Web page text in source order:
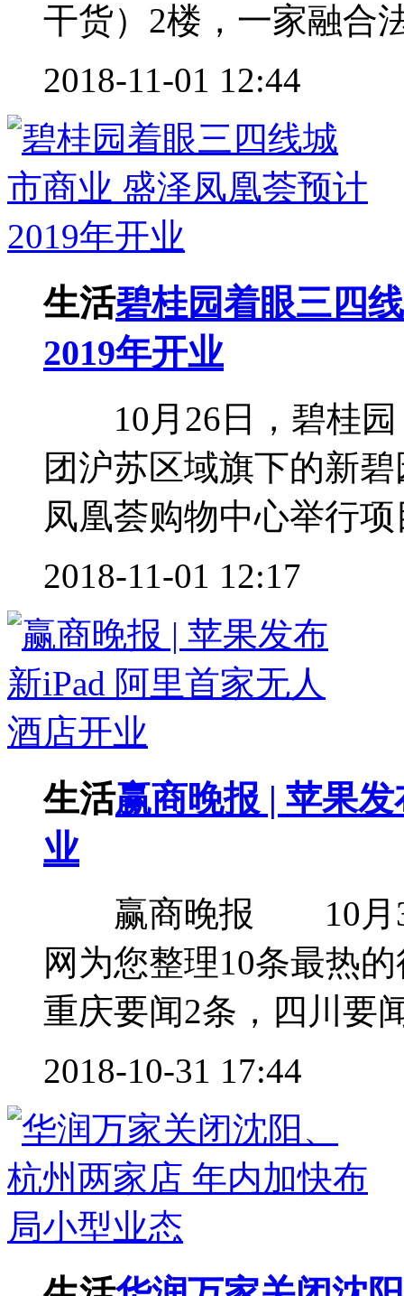
干货）2楼，一家融合
2018-11-01 12:44
生活碧桂园着眼三四
2019年开业
10月26日，碧桂园
团沪苏区域旗下的新
凤凰荟购物中心举行
2018-11-01 12:17
生活赢商晚报 | 苹果
业
赢商晚报 10月31
网为您整理10条最热
重庆要闻2条，四川要
2018-10-31 17:44